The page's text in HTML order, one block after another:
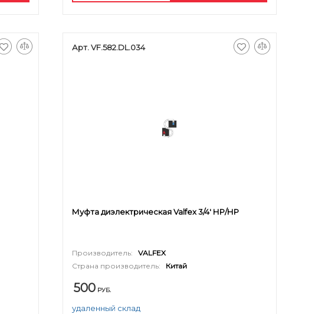
Арт. VF.582.DL.034
Муфта диэлектрическая Valfex 3/4' НР/НР
Производитель:
VALFEX
Страна производитель:
Китай
500 РУБ.
удаленный склад